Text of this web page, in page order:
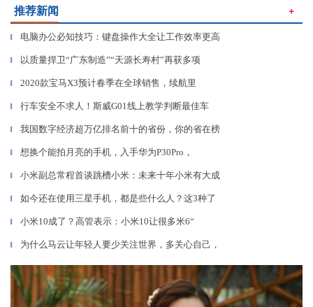
推荐新闻 ＋
▎ 电脑办公必知技巧：键盘操作大全让工作效率更高
▎ 以质量捍卫“广东制造”“天源长寿村”再获多项
▎ 2020款宝马X3预计春季在全球销售，续航里
▎ 行车安全不求人！斯威G01线上教学判断最佳车
▎ 我国数字经济超万亿排名前十的省份，你的省在榜
▎ 想换个能拍月亮的手机，入手华为P30Pro，
▎ 小米副总常程首谈跳槽小米：未来十年小米有大成
▎ 如今还在使用三星手机，都是些什么人？这3种了
▎ 小米10成了？高管表示：小米10让很多米6“
▎ 为什么马云让年轻人要少关注世界，多关心自己，